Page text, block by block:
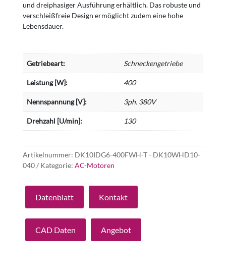
und dreiphasiger Ausführung erhältlich. Das robuste und
verschleißfreie Design ermöglicht zudem eine hohe
Lebensdauer.
Getriebeart: Schneckengetriebe
Leistung [W]: 400
Nennspannung [V]: 3ph. 380V
Drehzahl [U/min]: 130
Artikelnummer: DK10IDG6-400FWH-T - DK10WHD10-
040
Kategorie: AC-Motoren
Datenblatt Kontakt
CAD Daten Angebot